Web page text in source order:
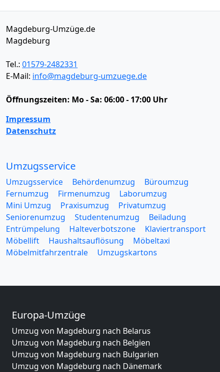
Magdeburg-Umzüge.de
Magdeburg
Tel.: 01579-2482331
E-Mail: info@magdeburg-umzuege.de
Öffnungszeiten: Mo - Sa: 06:00 - 17:00 Uhr
Impressum
Datenschutz
Umzugsservice
Umzugsservice Behördenumzug
Büroumzug
Fernumzug
Firmenumzug
Laborumzug
Mini Umzug
Praxisumzug
Privatumzug
Seniorenumzug
Studentenumzug
Beiladung
Entrümpelung
Halteverbotszone
Klaviertransport
Möbellift
Haushaltsauflösung
Möbeltaxi
Möbelmitfahrzentrale
Umzugskartons
Europa-Umzüge
Umzug von Magdeburg nach Belarus
Umzug von Magdeburg nach Belgien
Umzug von Magdeburg nach Bulgarien
Umzug von Magdeburg nach Dänemark